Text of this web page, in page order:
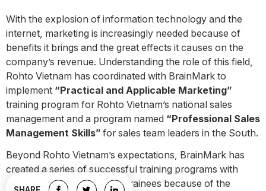
With the explosion of information technology and the
internet, marketing is increasingly needed because of
benefits it brings and the great effects it causes on the
company’s revenue. Understanding the role of this field,
Rohto Vietnam has coordinated with BrainMark to
implement “Practical and Applicable Marketing”
training program for Rohto Vietnam’s national sales
management and a program named “Professional Sales
Management Skills” for sales team leaders in the South.
Beyond Rohto Vietnam’s expectations, BrainMark has
created a series of successful training programs with
positive feedback from the trainees because of the